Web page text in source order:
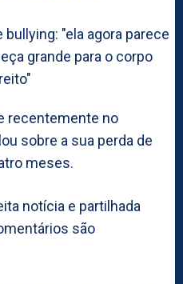
recentemente no
sobre a sua perda de
meses.
notícia e partilhada
são